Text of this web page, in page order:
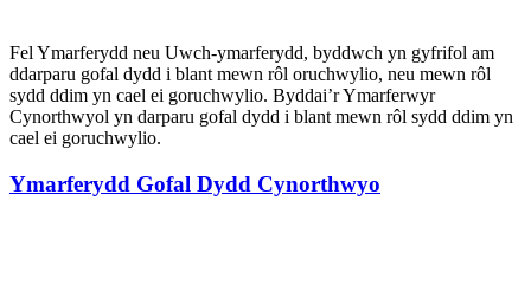
Fel Ymarferydd neu Uwch-ymarferydd, byddwch yn gyfrifol am
ddarparu gofal dydd i blant mewn rôl oruchwylio, neu mewn rôl
sydd ddim yn cael ei goruchwylio. Byddai’r Ymarferwyr
Cynorthwyol yn darparu gofal dydd i blant mewn rôl sydd ddim yn
cael ei goruchwylio.
Ymarferydd Gofal Dydd Cynorthwyo